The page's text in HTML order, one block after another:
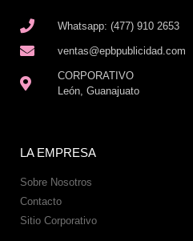
Whatsapp: (477) 910 2653
ventas@epbpublicidad.com
CORPORATIVO
León, Guanajuato
LA EMPRESA
Sobre Nosotros
Contacto
Sitio Corporativo